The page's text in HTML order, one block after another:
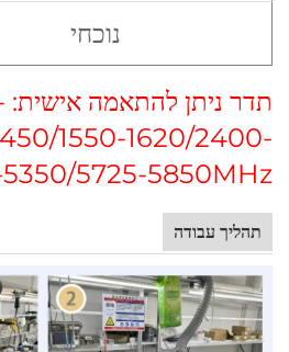
נוכחי
תדר ניתן להתאמה אישית:
1550-1620/2400-
5350/5725-5850MHz
תהליך עבודה